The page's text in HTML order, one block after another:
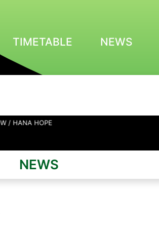
TIMETABLE NEWS
NEWS